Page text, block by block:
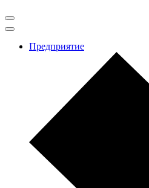
Предприятие